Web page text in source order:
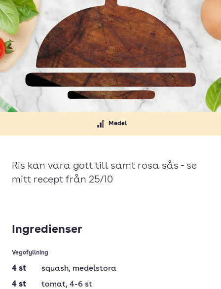
Medel
Ris kan vara gott till samt rosa sås - se
mitt recept från 25/10
Ingredienser
Vegofyllning
4 st squash, medelstora
4 st tomat, 4-6 st